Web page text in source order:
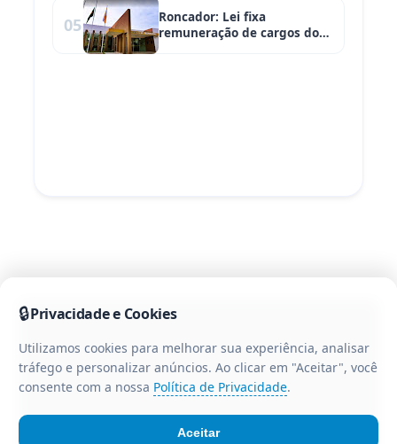
05
Roncador: Lei fixa
remuneração de cargos do
🔒Privacidade e Cookies
Utilizamos cookies para melhorar sua experiência, analisar
tráfego e personalizar anúncios. Ao clicar em "Aceitar", você
consente com a nossa Política de Privacidade.
Aceitar